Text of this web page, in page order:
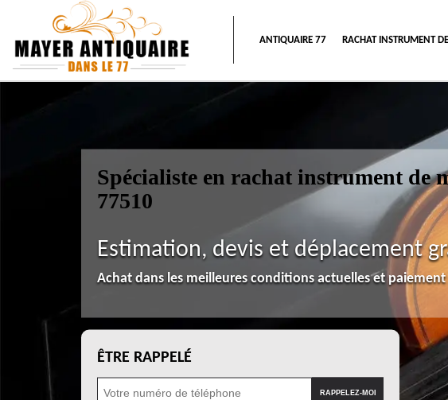
ANTIQUAIRE 77 RACHAT INSTRUMENT
Spécialiste en rachat instrument de
77510
Estimation, devis et déplacement
Achat dans les meilleures conditions actuelles et
ÊTRE RAPPELÉ